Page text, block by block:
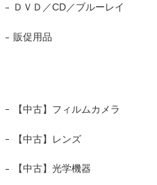
ＤＶＤ／CD／ブルーレイ
販促用品
【中古】フィルムカメラ
【中古】レンズ
【中古】光学機器